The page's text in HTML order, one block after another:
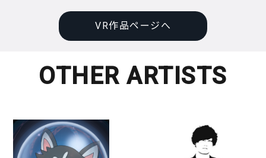
VR作品ページへ
OTHER ARTISTS